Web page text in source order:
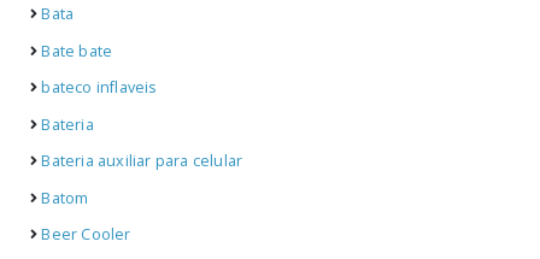
Bata
Bate bate
bateco inflaveis
Bateria
Bateria auxiliar para celular
Batom
Beer Cooler